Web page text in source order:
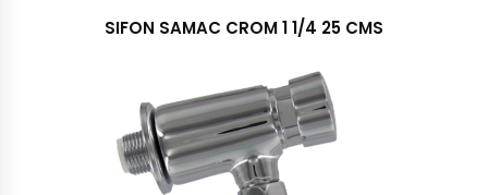
SIFON SAMAC CROM 1 1/4 25 CMS